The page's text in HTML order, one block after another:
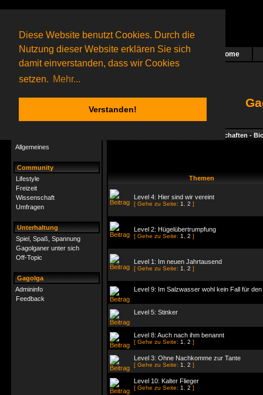
Diese Website benutzt Cookies. Durch die
Nutzung dieser Website erklären Sie sich
damit einverstanden, dass wir Cookies
setzen. Mehr...
Verstanden!
Das nächste Rätsel ist in Arbeit Home
80 Gagolganeronline(0 registrierte und 80 Gäste)
Gagolganer:
9732Rätsel online:
Allgemeines
Community
Lifestyle
Freizeit
Wissenschaft
Umfragen
Unterhaltung
Spiel, Spaß, Spannung
Gagolganer unter sich
Off-Topic
Gagolga
Admininfo
Feedback
Naturwissenschaften -
Themen
Level 4: Hier sind wir vereint
[ Gehe zu Seite: 1 2 ]
Level 2: Hügelübertrumpfung
[ Gehe zu Seite: 1 2 ]
Level 1: Im neuen Jahrtausend
[ Gehe zu Seite: 1 2 ]
Level 9: Im Salzwasser wohl kein Fall für
Level 5: Stinker
Level 8: Auch nach ihm benannt
[ Gehe zu Seite: 1 2 ]
Level 3: Ohne Nachkomme zur Tante
[ Gehe zu Seite: 1 2 ]
Level 10: Kalter Flieger
[ Gehe zu Seite: 1 2 ]